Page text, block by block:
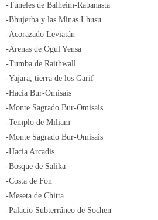
-Túneles de Balheim-Rabanasta
-Bhujerba y las Minas Lhusu
-Acorazado Leviatán
-Arenas de Ogul Yensa
-Tumba de Raithwall
-Yajara, tierra de los Garif
-Hacia Bur-Omisais
-Monte Sagrado Bur-Omisais
-Templo de Miliam
-Monte Sagrado Bur-Omisais
-Hacia Arcadis
-Bosque de Salika
-Costa de Fon
-Meseta de Chitta
-Palacio Subterráneo de Sochen